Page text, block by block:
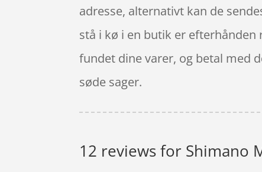
adresse, alternativt kan de
stå i kø i en butik er
fundet dine varer, og betal med
søde sager.
12 reviews for Shimano